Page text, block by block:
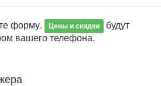
форму. Цены и скидки
будут
вашего телефона.